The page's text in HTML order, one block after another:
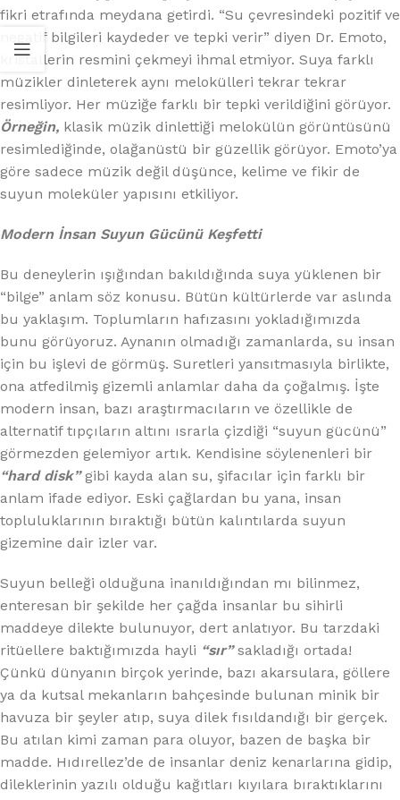
fikri etrafında meydana getirdi. “Su çevresindeki pozitif ve
negatif bilgileri kaydeder ve tepki verir” diyen Dr. Emoto,
kristallerin resmini çekmeyi ihmal etmiyor. Suya farklı
müzikler dinleterek aynı melokülleri tekrar tekrar
resimliyor. Her müziğe farklı bir tepki verildiğini görüyor.
Örneğin, klasik müzik dinlettiği melokülün görüntüsünü
resimlediğinde, olağanüstü bir güzellik görüyor. Emoto’ya
göre sadece müzik değil düşünce, kelime ve fikir de
suyun moleküler yapısını etkiliyor.
Modern İnsan Suyun Gücünü Keşfetti
Bu deneylerin ışığından bakıldığında suya yüklenen bir
“bilge” anlam söz konusu. Bütün kültürlerde var aslında
bu yaklaşım. Toplumların hafızasını yokladığımızda
bunu görüyoruz. Aynanın olmadığı zamanlarda, su insan
için bu işlevi de görmüş. Suretleri yansıtmasıyla birlikte,
ona atfedilmiş gizemli anlamlar daha da çoğalmış. İşte
modern insan, bazı araştırmacıların ve özellikle de
alternatif tıpçıların altını ısrarla çizdiği “suyun gücünü”
görmezden gelemiyor artık. Kendisine söylenenleri bir
“hard disk”gibi kayda alan su, şifacılar için farklı bir
anlam ifade ediyor. Eski çağlardan bu yana, insan
topluluklarının bıraktığı bütün kalıntılarda suyun
gizemine dair izler var.
Suyun belleği olduğuna inanıldığından mı bilinmez,
enteresan bir şekilde her çağda insanlar bu sihirli
maddeye dilekte bulunuyor, dert anlatıyor. Bu tarzdaki
ritüellere baktığımızda hayli “sır”sakladığı ortada!
Çünkü dünyanın birçok yerinde, bazı akarsulara, göllere
ya da kutsal mekanların bahçesinde bulunan minik bir
havuza bir şeyler atıp, suya dilek fısıldandığı bir gerçek.
Bu atılan kimi zaman para oluyor, bazen de başka bir
madde. Hıdırellez’de de insanlar deniz kenarlarına gidip,
dileklerinin yazılı olduğu kağıtları kıyılara bıraktıklarını